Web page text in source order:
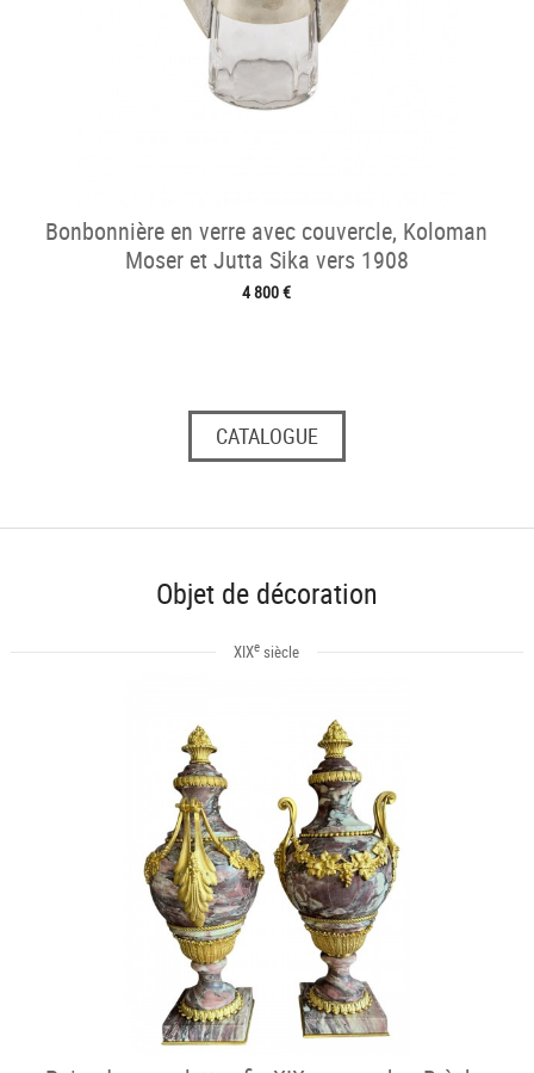
Bonbonnière en verre avec couvercle, Koloman
Moser et Jutta Sika vers 1908
4 800 €
CATALOGUE
Objet de décoration
XIXe siècle